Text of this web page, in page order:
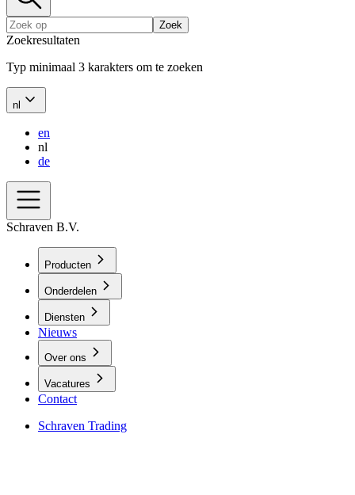
Zoek
Zoekresultaten
Typ minimaal 3 karakters om te zoeken
nl
en
nl
de
Schraven B.V.
Producten
Onderdelen
Diensten
Nieuws
Over ons
Vacatures
Contact
Schraven Trading